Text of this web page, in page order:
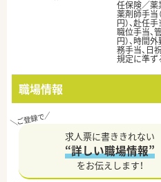
任保険／薬
薬剤師手当
円）、赴任
職位手当、
円）、時間
務手当、日
規定に準ず
職場情報
求人票に書ききれない
“詳しい職場情報”
をお伝えします！